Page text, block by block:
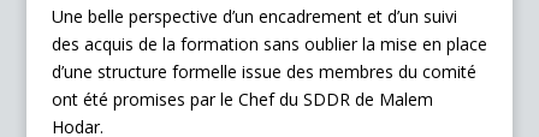
Une belle perspective d’un encadrement et d’un suivi
des acquis de la formation sans oublier la mise en place
d’une structure formelle issue des membres du comité
ont été promises par le Chef du SDDR de Malem
Hodar.